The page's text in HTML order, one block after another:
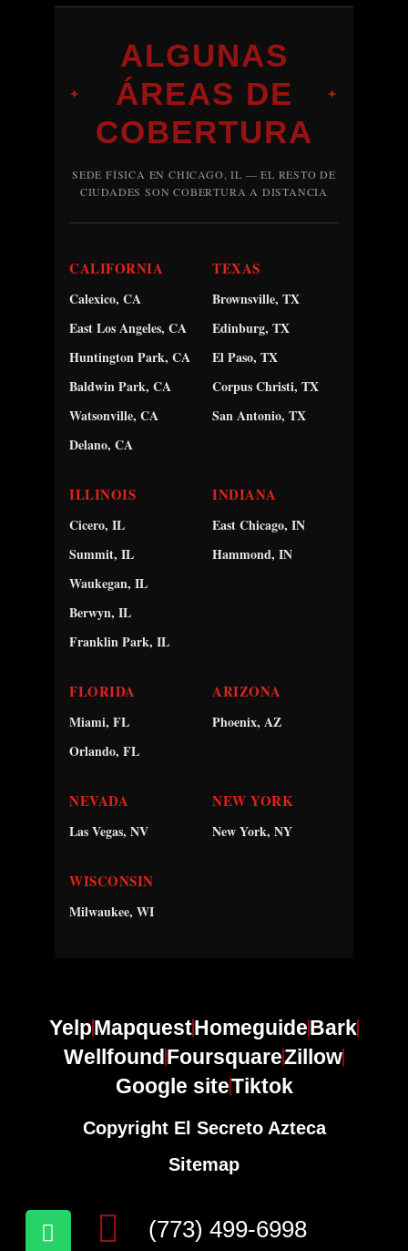
✦
ALGUNAS
ÁREAS DE
COBERTURA
✦
SEDE FÍSICA EN CHICAGO, IL — EL RESTO DE
CIUDADES SON COBERTURA A DISTANCIA
CALIFORNIA
Calexico, CA
East Los Angeles, CA
Huntington Park, CA
Baldwin Park, CA
Watsonville, CA
Delano, CA
TEXAS
Brownsville, TX
Edinburg, TX
El Paso, TX
Corpus Christi, TX
San Antonio, TX
ILLINOIS
Cicero, IL
Summit, IL
Waukegan, IL
Berwyn, IL
Franklin Park, IL
INDIANA
East Chicago, IN
Hammond, IN
FLORIDA
Miami, FL
Orlando, FL
ARIZONA
Phoenix, AZ
NEVADA
Las Vegas, NV
NEW YORK
New York, NY
WISCONSIN
Milwaukee, WI
YelpMapquestHomeguideBark
Wellfound FoursquareZillow
Google siteTiktok
Copyright El Secreto Azteca
Sitemap
(773) 499-6998